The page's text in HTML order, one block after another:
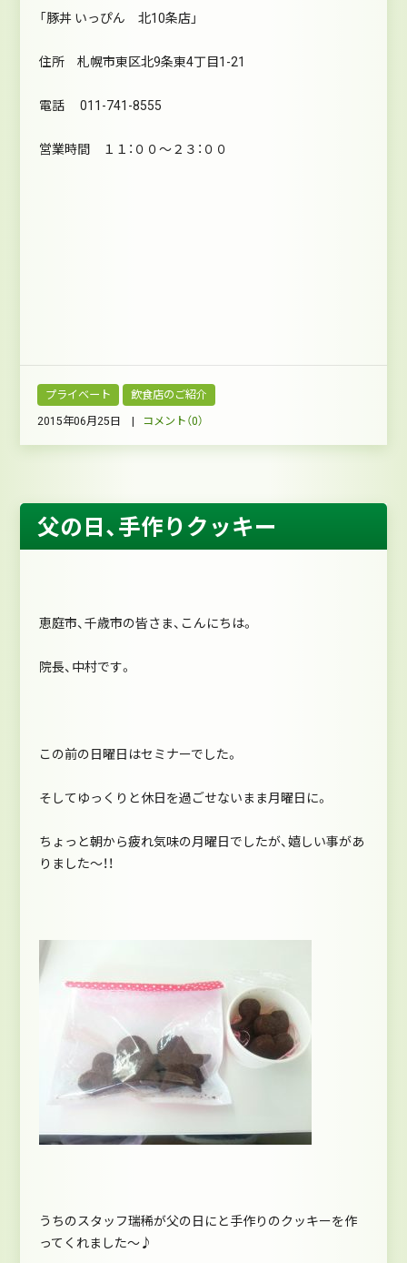
「豚丼 いっぴん 北10条店」
住所 札幌市東区北9条東4丁目1-21
電話 011-741-8555
営業時間 １１：００～２３：００
プライベート 飲食店のご紹介
2015年06月25日 | コメント（0）
父の日、手作りクッキー
恵庭市、千歳市の皆さま、こんにちは。
院長、中村です。
この前の日曜日はセミナーでした。
そしてゆっくりと休日を過ごせないまま月曜日に。
ちょっと朝から疲れ気味の月曜日でしたが、嬉しい事があ
りました～！！
うちのスタッフ瑞稀が父の日にと手作りのクッキーを作
ってくれました～♪